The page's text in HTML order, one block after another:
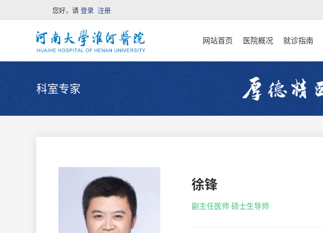
您好，请 登录 注册
网站首页 医院概况 就诊指南
科室专家
徐锋
副主任医师 硕士生导师